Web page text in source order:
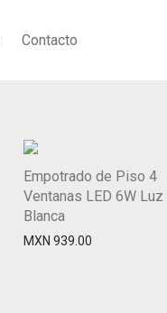
Contacto
Empotrado de Piso 4
Ventanas LED 6W Luz
Blanca
MXN 939.00